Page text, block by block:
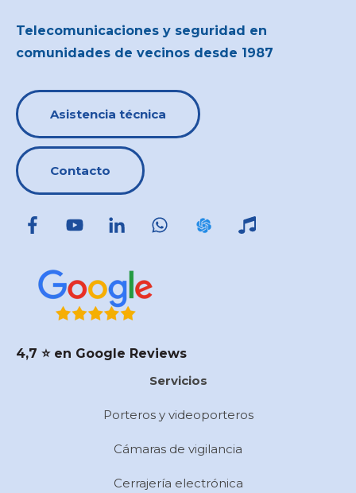
Telecomunicaciones y seguridad en
comunidades de vecinos desde 1987
Asistencia técnica
Contacto
4,7 ⭐️ en Google Reviews
Servicios
Porteros y videoporteros
Cámaras de vigilancia
Cerrajería electrónica